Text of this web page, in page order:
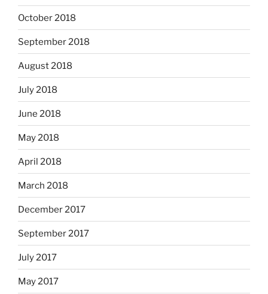
October 2018
September 2018
August 2018
July 2018
June 2018
May 2018
April 2018
March 2018
December 2017
September 2017
July 2017
May 2017